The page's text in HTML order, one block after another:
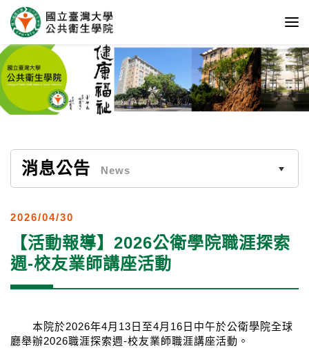
消息公告 News
2026/04/30
【活動報導】2026公衛學院職涯探索
週-校友業師講座活動
本院於2026年4月 13 日至4月 16 日中午於公衛學院全球
廳舉辦2026職涯探索週-校友業師職涯講座活動。